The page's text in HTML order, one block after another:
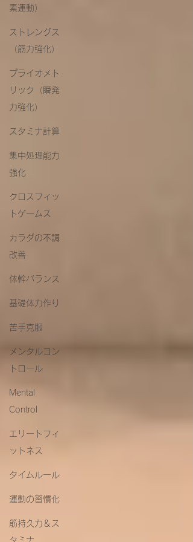
素運動）
ストレングス
（筋力強化）
プライオメト
リック（瞬発
力強化）
スタミナ計算
集中処理能力
強化
クロスフィッ
トゲームス
カラダの不調
改善
体幹バランス
基礎体力作り
苦手克服
メンタルコン
トロール
Mental
Control
エリートフィ
ットネス
タイムルール
運動の習慣化
筋持久力＆ス
タミナ